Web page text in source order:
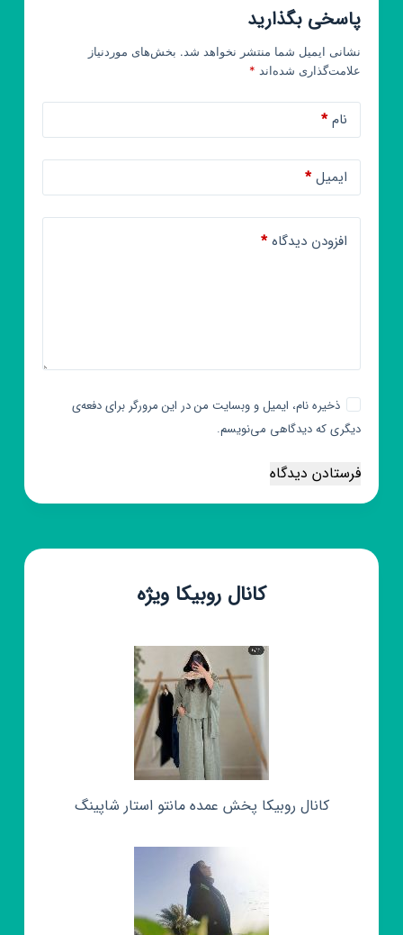
دادزن
پاسخی بگذارید
نشانی ایمیل شما منتشر نخواهد شد. بخش‌های موردنیاز
علامت‌گذاری شده‌اند *
نام*
ایمیل*
افزودن دیدگاه*
ذخیره نام، ایمیل و وبسایت من در این مرورگر برای دفعه‌ی
دیگری که دیدگاهی می‌نویسم.
فرستادن دیدگاه
کانال روبیکا ویژه
کانال روبیکا پخش عمده مانتو استار شاپینگ